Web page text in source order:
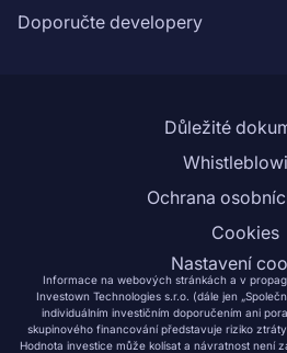
Doporučte developery
Důležité
Ochrana
Cookies
Nastavení
Informace na webových stránkách a v
Investown Technologies s.r.o. (dále jen
individuálním investičním doporučením ani
skupinového financování představuje riziko
Hodnota investice může kolísat a návratnost není